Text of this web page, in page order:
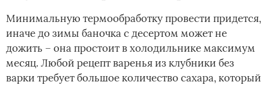
Минимальную термообработку провести придется,
иначе до зимы баночка с десертом может не
дожить – она простоит в холодильнике максимум
месяц. Любой рецепт варенья из клубники без
варки требует большое количество сахара, который